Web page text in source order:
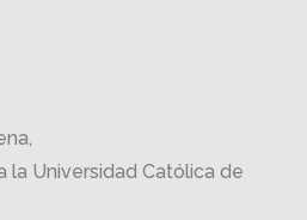
la Universidad Católica de